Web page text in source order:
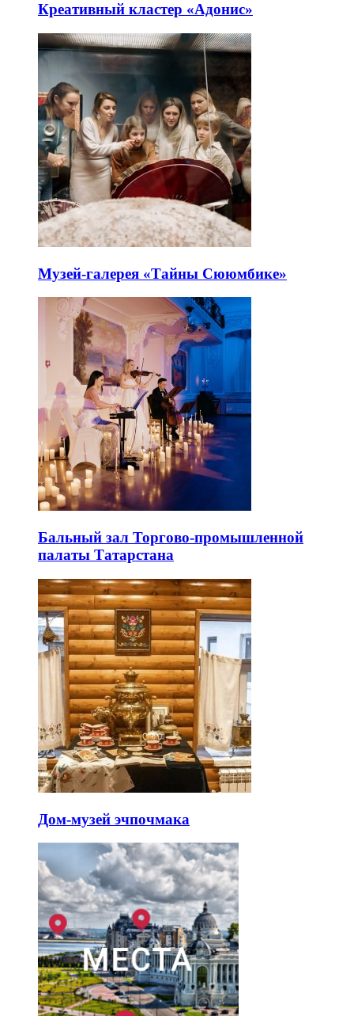
Креативный кластер «Адонис»
Музей-галерея «Тайны Сююмбике»
Бальный зал Торгово-промышленной
палаты Татарстана
Дом-музей эчпочмака